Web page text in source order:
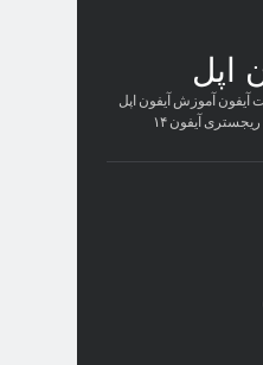
اپل
آیفون آموزش آیفون اپل
آیفون ۱۴